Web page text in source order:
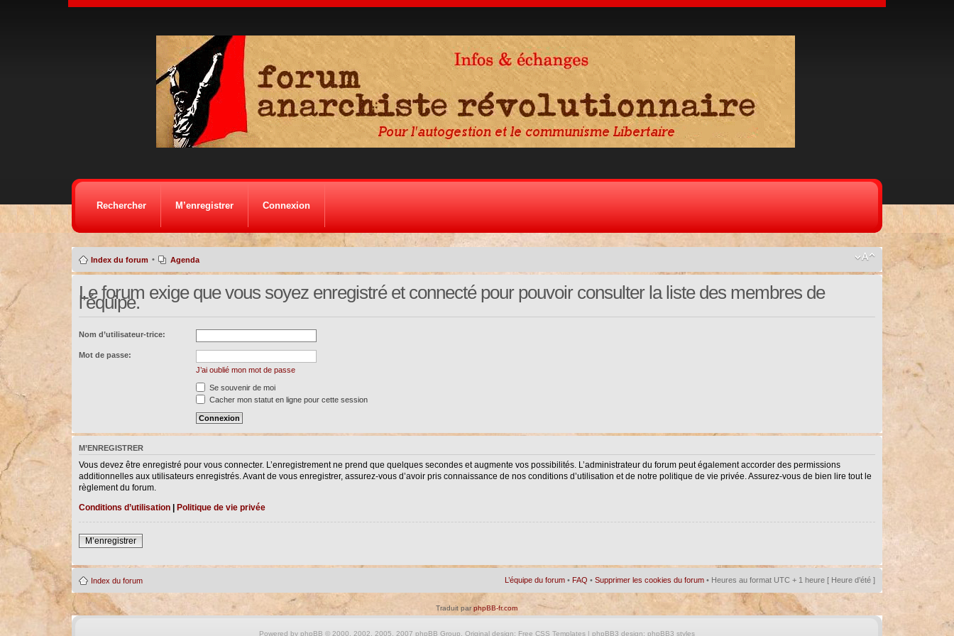
Rechercher M’enregistrer Connexion
Index du forum • Agenda
Le forum exige que vous soyez enregistré et connecté pour pouvoir consulter la liste des membres de
l’équipe.
Nom d’utilisateur-trice:
Mot de passe:
J’ai oublié mon mot de passe
Se souvenir de moi
Cacher mon statut en ligne pour cette session
M’ENREGISTRER
Vous devez être enregistré pour vous connecter. L’enregistrement ne prend que quelques secondes et augmente vos possibilités. L’administrateur du forum peut également accorder des permissions
additionnelles aux utilisateurs enregistrés. Avant de vous enregistrer, assurez-vous d’avoir pris connaissance de nos conditions d’utilisation et de notre politique de vie privée. Assurez-vous de bien lire tout le
règlement du forum.
Conditions d’utilisation| Politique de vie privée
M’enregistrer
Index du forum L’équipe du forum • FAQ •Supprimer les cookies du forum • Heures au format UTC + 1 heure [ Heure d’été ]
Traduit parphpBB-fr.com
Powered by phpBB © 2000, 2002, 2005, 2007 phpBB Group. Original design: Free CSS Templates| phpBB3 design: phpBB3 styles